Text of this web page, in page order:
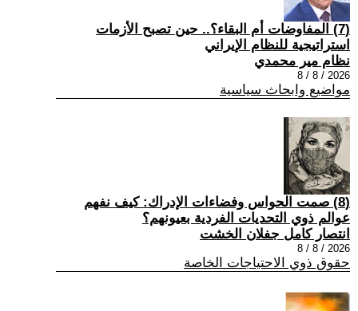
(7) المفاوضات أم البقاء؟.. حين تصبح الأزمات
استراتيجية للنظام الإيراني
نظام مير محمدي
2026 / 8 / 8
مواضيع وابحاث سياسية
(8) صمت الحواس وفضاءات الإدراك: كيف نفهم
عوالم ذوي التحديات الفردية بعيونهم؟
انتصار كامل جفلان الخشت
2026 / 8 / 8
حقوق ذوي الاحتياجات الخاصة